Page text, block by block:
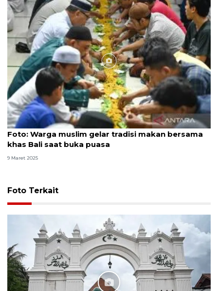
Foto
Foto: Warga muslim gelar tradisi makan bersama
khas Bali saat buka puasa
9 Maret 2025
Foto Terkait